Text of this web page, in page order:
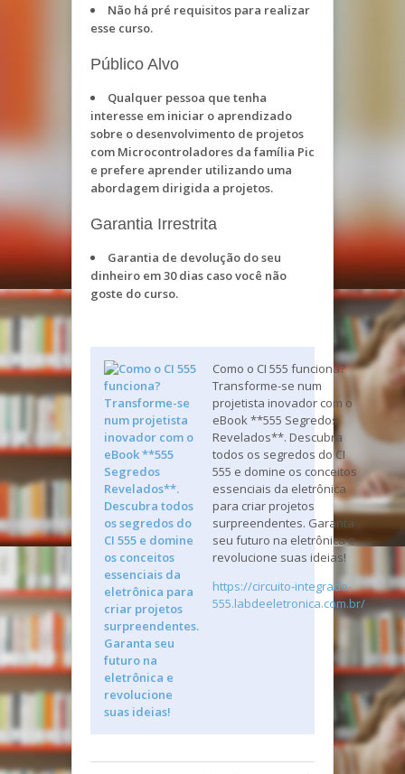
Não há pré requisitos para realizar
esse curso.
Público Alvo
Qualquer pessoa que tenha
interesse em iniciar o aprendizado
sobre o desenvolvimento de projetos
com Microcontroladores da família Pic
e prefere aprender utilizando uma
abordagem dirigida a projetos.
Garantia Irrestrita
Garantia de devolução do seu
dinheiro em 30 dias caso você não
goste do curso.
Como o CI 555 funciona?
Transforme-se num
projetista inovador com o
eBook **555 Segredos
Revelados**. Descubra
todos os segredos do CI
555 e domine os conceitos
essenciais da eletrônica
para criar projetos
surpreendentes. Garanta
seu futuro na eletrônica e
revolucione suas ideias!
https://circuito-integrado-
555.labdeeletronica.com.br/